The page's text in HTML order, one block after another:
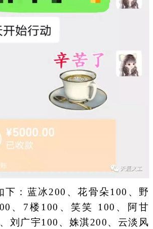
：蓝冰200、花骨朵100、野
、7楼100、笑笑 100、阿甘
刘广宇100、姝淇200、云淡风